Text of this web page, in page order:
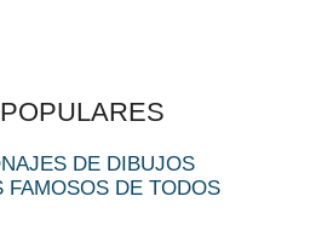
DE DIBUJOS
FAMOSOS DE TODOS